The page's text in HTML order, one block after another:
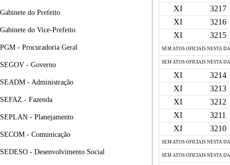
Gabinete do Prefeito
Gabinete do Vice-Prefeito
PGM - Procuradoria Geral
SEGOV - Governo
SEADM - Administração
SEFAZ - Fazenda
SEPLAN - Planejamento
SECOM - Comunicação
SEDESO - Desenvolvimento Social
XI
3217
XI
3216
XI
3215
SEM ATOS OFICIAIS NESTA
SEM ATOS OFICIAIS NESTA
XI
3214
XI
3213
XI
3212
XI
3211
XI
3210
SEM ATOS OFICIAIS NESTA
SEM ATOS OFICIAIS NESTA